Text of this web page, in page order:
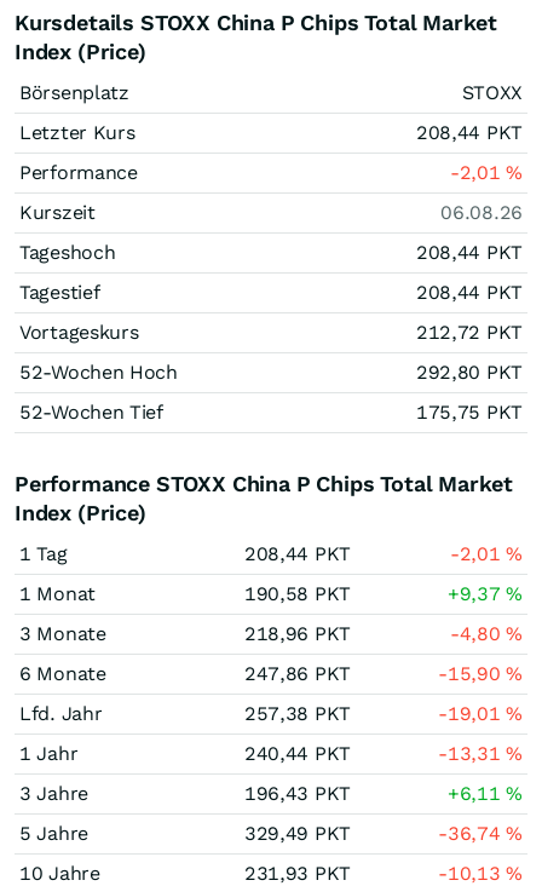
Kursdetails STOXX China P Chips Total Market
Index (Price)
Börsenplatz
STOXX
Letzter Kurs
208,44 PKT
Performance
-2,01%
Kurszeit
06.08.26
Tageshoch
208,44 PKT
Tagestief
208,44 PKT
Vortageskurs
212,72 PKT
52-Wochen Hoch
292,80 PKT
52-Wochen Tief
175,75 PKT
Performance STOXX China P Chips Total Market
Index (Price)
1 Tag 208,44 PKT -2,01%
1 Monat
190,58 PKT +9,37%
3 Monate
218,96 PKT -4,80%
6 Monate
247,86 PKT -15,90%
Lfd. Jahr
257,38 PKT -19,01%
1 Jahr
240,44 PKT -13,31%
3 Jahre
196,43 PKT +6,11%
5 Jahre
329,49 PKT -36,74%
10 Jahre
231,93 PKT -10,13%